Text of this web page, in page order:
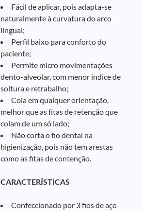
Fácil de aplicar, pois adapta-se
naturalmente à curvatura do arco
lingual;
Perfil baixo para conforto do
paciente;
Permite micro movimentações
dento-alveolar, com menor índice de
soltura e retrabalho;
Cola em qualquer orientação,
melhor que as fitas de retenção que
colam de um só lado;
Não corta o fio dental na
higienização, pois não tem arestas
como as fitas de contenção.
CARACTERÍSTICAS
Confeccionado por 3 fios de aço